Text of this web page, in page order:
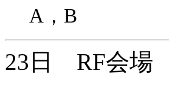
A，B
23日 RF会場